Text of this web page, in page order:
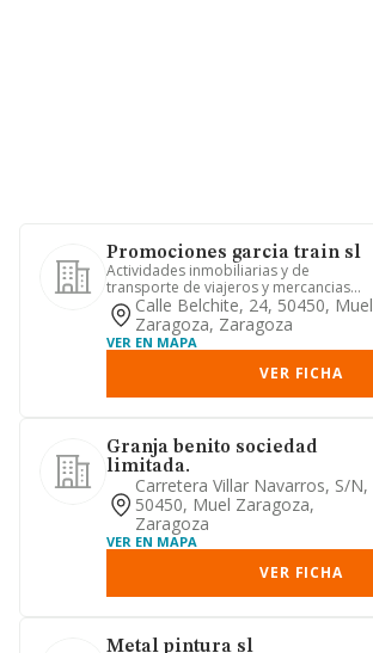
Promociones garcia train sl
Actividades inmobiliarias y de
transporte de viajeros y mercancias
por carretera
Calle Belchite, 24, 50450, Muel
Zaragoza, Zaragoza
VER EN MAPA
VER FICHA
Granja benito sociedad
limitada.
Carretera Villar Navarros, S/n,
50450, Muel Zaragoza,
Zaragoza
VER EN MAPA
VER FICHA
Metal pintura sl